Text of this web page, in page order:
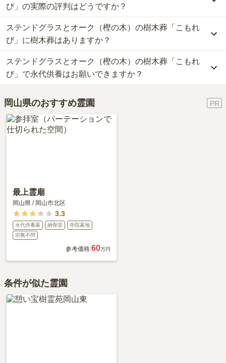
お墓は、価格が高いものがよい、安いものが悪い、という訳ではあ
りません。大切なのは、ご家族が心から納得し、安心してお参りで
きる場所を選ぶことです。
車の場合、市内中心部から車で約20分です。
詳しいルートや地図は、本ページの「地図・交通アクセス」欄をご
確認ください。
び」の実際の評判はどうですか？
ステンドグラスとオーク（樫の木）の樹木葬「こもれび」の口コミ
はまだ投稿されておりません。
口コミはあくまで一つの目安です。資料請求や現地見学を通して、
ご自身の目で雰囲気を確認してみることをおすすめします。
ステンドグラスとオーク（樫の木）の樹木葬「こもれ
び」に樹木葬はありますか？
はい、ステンドグラスとオーク（樫の木）の樹木葬「こもれび」に
は2種類の樹木葬がございます。
費用は、約129.8万円からとなっております。
山県の樹木葬の相場価格は、約68万円です。
樹木葬について詳しく知りたい方は『
ット＆デメリット・仕組みを解説
ステンドグラスとオーク（樫の木）の樹木葬「こもれ
び」で永代供養はお願いできますか？
永代供養に対応しています。
費用は、約129.8万円からとなっております。
ステンドグラスとオーク（樫の木）の樹木葬「こもれび」がある岡
岡山県のおすすめ霊園
最上霊廟
岡山県 / 岡山市北区
3.3
永代供養墓 納骨堂
寺院墓地
宗教不問
参考価格:60万円
条件が似た霊園